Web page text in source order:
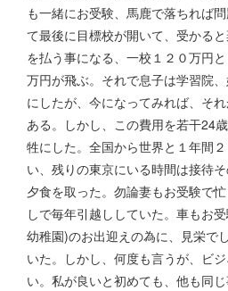
も一緒にお受験、馬鹿で落ちれば
て最後に目標校が開いて、受かる
を払う事になる、一校１２０万円
万円が飛ぶ。それで息子は学習院
にしたが、今になってみれば、そ
ある。しかし、この費用を若干24
牲にした。全国から世界と１年間
い、残りの東京にいる時間は接待
夕食を取った。勿論妻もお受験で
しで毎年引越ししていた。車もお
幼稚園)のお出迎えの為に、見栄で
いた。しかし、何度も言うが、ビ
い。私が良いと初めても、他も同